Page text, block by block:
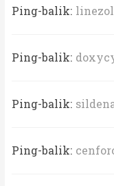
Ping-balik:
Ping-balik:
Ping-balik:
Ping-balik: